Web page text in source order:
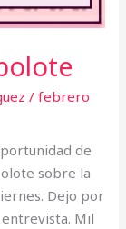
/febrero
de
sobre la
Dejo por
Mil